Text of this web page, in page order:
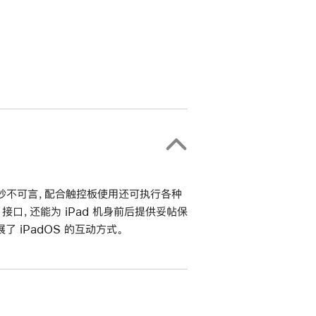
可言，配合触控板使用还可执行各种
口，还能为 iPad 机身前后提供妥帖保
了 iPadOS 的互动方式。